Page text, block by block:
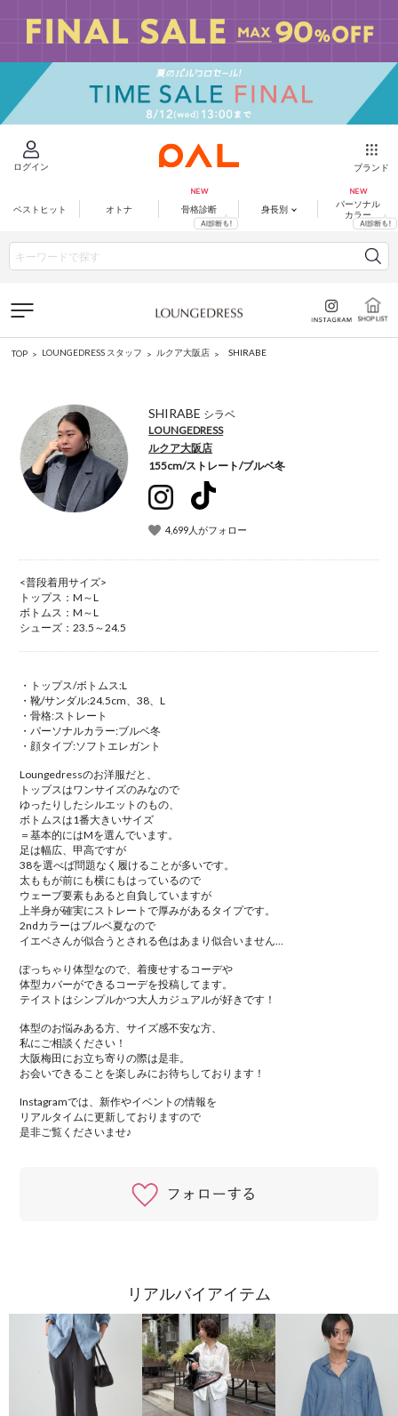
ログイン ブランド
ベストヒット オトナ 骨格診断 身長別
パーソナル
カラー
TOP LOUNGEDRESS スタッフ ルクア大阪店 SHIRABE
SHIRABE シラベ
LOUNGEDRESS
ルクア大阪店
155cm/ストレート/ブルベ冬
4,699人がフォロー
<普段着用サイズ>
トップス：M～L
ボトムス：M～L
シューズ：23.5～24.5
・トップス/ボトムス:L
・靴/サンダル:24.5cm、38、L
・骨格:ストレート
・パーソナルカラー:ブルベ冬
・顔タイプ:ソフトエレガント
Loungedressのお洋服だと、
トップスはワンサイズのみなので
ゆったりしたシルエットのもの、
ボトムスは1番大きいサイズ
＝基本的にはMを選んでいます。
足は幅広、甲高ですが
38を選べば問題なく履けることが多いです。
太ももが前にも横にもはっているので
ウェーブ要素もあると自負していますが
上半身が確実にストレートで厚みがあるタイプです。
2ndカラーはブルベ夏なので
イエベさんが似合うとされる色はあまり似合いません…
ぽっちゃり体型なので、着痩せするコーデや
体型カバーができるコーデを投稿してます。
テイストはシンプルかつ大人カジュアルが好きです！
体型のお悩みある方、サイズ感不安な方、
私にご相談ください！
大阪梅田にお立ち寄りの際は是非。
お会いできることを楽しみにお待ちしております！
Instagramでは、新作やイベントの情報を
リアルタイムに更新しておりますので
是非ご覧くださいませ♪
リアルバイアイテム